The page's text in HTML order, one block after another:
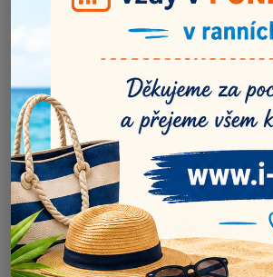
Originální
vlastnoručně
vyrobená klubíčka!
Doba dodání 3-7
pracovních dnů.